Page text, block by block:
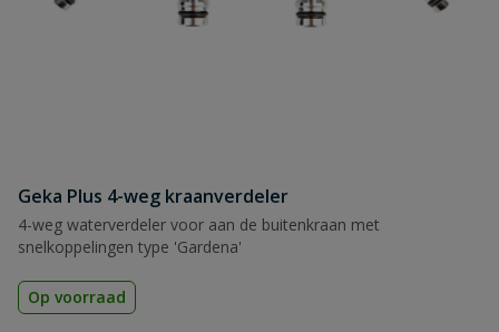
Geka Plus 4-weg kraanverdeler
4-weg waterverdeler voor aan de buitenkraan met
snelkoppelingen type 'Gardena'
Op voorraad